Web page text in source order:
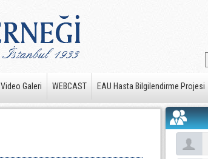
Video Galeri WEBCAST EAU Hasta Bilgilendirme Projesi